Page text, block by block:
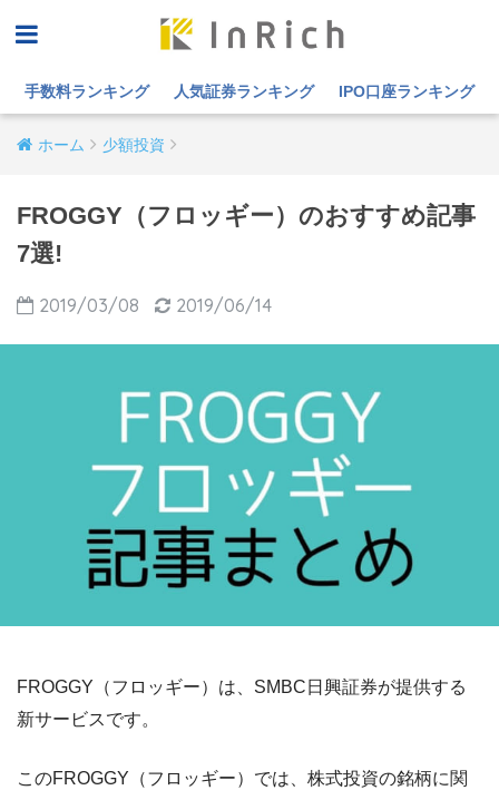
手数料ランキング 人気証券ランキング IPO口座ランキング
ホーム 少額投資
FROGGY（フロッギー）のおすすめ記事
7選!
2019/03/08 2019/06/14
FROGGY（フロッギー）は、SMBC日興証券が提供する
新サービスです。
このFROGGY（フロッギー）では、株式投資の銘柄に関